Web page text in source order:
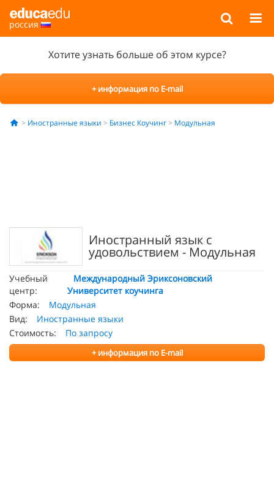
россия
Хотите узнать больше об этом курсе?
+ информация по E-mail
Иностранные языки Бизнес Коучинг Модульная
Иностранный язык с
удовольствием - Модульная
Учебный
центр:
Международный Эриксоновский
Университет коучинга
Форма:
Модульная
Вид:
Иностранные языки
Стоимость:
По запросу
+ информация по E-mail